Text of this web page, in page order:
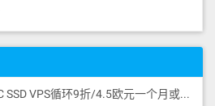
BlazingFast.IO 荷兰EPYC SSD VPS循环9折/4.5欧元一个月或43.2欧元一年/1核/1GB/30GB SSD NVMe GEN4/无限流量100Mbps/DDoS保护/KVM/荷兰